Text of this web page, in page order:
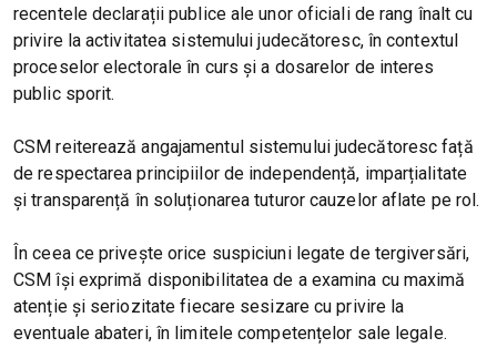
recentele declarații publice ale unor oficiali de rang înalt cu
privire la activitatea sistemului judecătoresc, în contextul
proceselor electorale în curs și a dosarelor de interes
public sporit.
CSM reiterează angajamentul sistemului judecătoresc față
de respectarea principiilor de independență, imparțialitate
și transparență în soluționarea tuturor cauzelor aflate pe rol.
În ceea ce privește orice suspiciuni legate de tergiversări,
CSM își exprimă disponibilitatea de a examina cu maximă
atenție și seriozitate fiecare sesizare cu privire la
eventuale abateri, în limitele competențelor sale legale.